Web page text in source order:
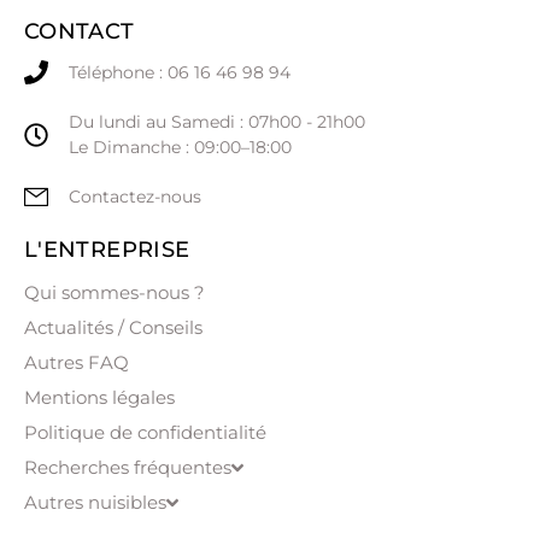
CONTACT
Téléphone : 06 16 46 98 94
Du lundi au Samedi : 07h00 - 21h00
Le Dimanche : 09:00–18:00
Contactez-nous
L'ENTREPRISE
Qui sommes-nous ?
Actualités / Conseils
Autres FAQ
Mentions légales
Politique de confidentialité
Recherches fréquentes
Autres nuisibles